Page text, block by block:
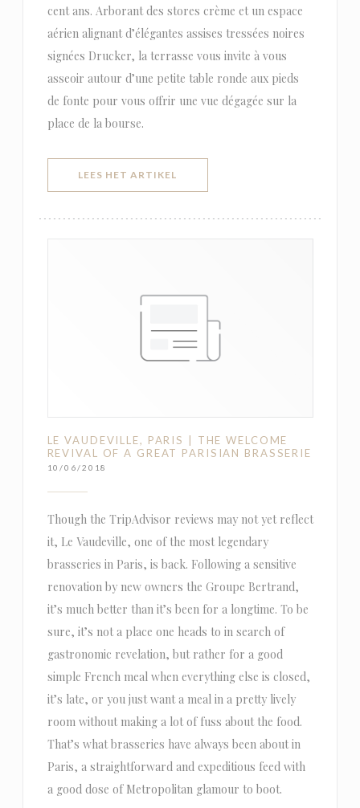
cent ans. Arborant des stores crème et un espace
aérien alignant d’élégantes assises tressées noires
signées Drucker, la terrasse vous invite à vous
asseoir autour d’une petite table ronde aux pieds
de fonte pour vous offrir une vue dégagée sur la
place de la bourse.
LEES HET ARTIKEL
LE VAUDEVILLE, PARIS | THE WELCOME
REVIVAL OF A GREAT PARISIAN BRASSERIE
10/06/2018
Though the TripAdvisor reviews may not yet reflect
it, Le Vaudeville, one of the most legendary
brasseries in Paris, is back. Following a sensitive
renovation by new owners the Groupe Bertrand,
it’s much better than it’s been for a longtime. To be
sure, it’s not a place one heads to in search of
gastronomic revelation, but rather for a good
simple French meal when everything else is closed,
it’s late, or you just want a meal in a pretty lively
room without making a lot of fuss about the food.
That’s what brasseries have always been about in
Paris, a straightforward and expeditious feed with
a good dose of Metropolitan glamour to boot.